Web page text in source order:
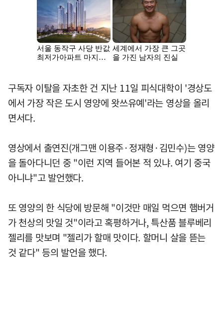
구독자 이탈을 자초한 건 지난 11일 피식대학이 '경상도
에서 가장 작은 도시 영양에 왓쓰유예'라는 영상을 올리
면서다.
영상에서 출연진(개그맨 이용주·정재형·김민수)는 영양
을 돌아다니던 중 "이런 지역 들어본 적 있냐. 여기 중국
아니냐"고 발언했다.
또 영양의 한 식당에 방문해 "이것만 매일 먹으면 햄버거
가 천상의 맛일 것"이라고 혹평하거나, 특산품 블루베리
젤리를 맛보며 "젤리가 할매 맛이다. 할머니 살을 뜯는
것 같다" 등의 발언을 했다.